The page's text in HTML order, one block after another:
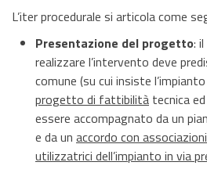
L’iter procedurale si articola come
Presentazione del progetto:
realizzare l’intervento deve
comune (su cui insiste
progetto di fattibilità tecnica
essere accompagnato da un
e da un accordo con
utilizzatrici dell’impianto in via